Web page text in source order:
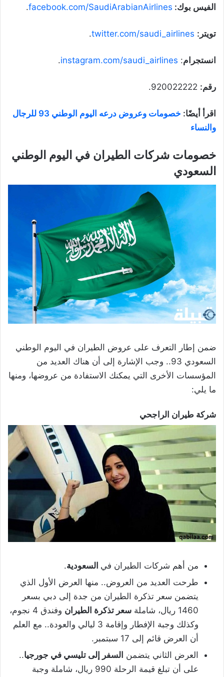
الفيس بوك: facebook.com/SaudiArabianAirlines
.
تويتر: twitter.com/saudi_airlines
.
انستجرام:
instagram.com/saudi_airlines
.
رقم:
اقرأ أيضًا:
خصومات وعروض درعه اليوم الوطني 93 للرجال
والنساء
خصومات شركات الطيران في اليوم الوطني
السعودي
ضمن إطار التعرف على عروض الطيران في اليوم الوطني
السعودي 93.. وجب الإشارة إلى أن هناك العديد من
المؤسسات الأخرى التي يمكنك الاستفادة من عروضها، ومنها
ما يلي:
شركة طيران الراجحي
من أهم شركات الطيران في السعودية.
طرحت العديد من العروض.. منها العرض الأول الذي
يتضمن سعر تذكرة الطيران من جدة إلى دبي بسعر
1460 ريال، شاملة
سعر تذكرة الطيران
وفندق 4 نجوم،
وكذلك وجبة الإفطار وإقامة 3 ليالي والعودة.. مع العلم
أن العرض قائم إلى 17 سبتمبر.
العرض الثاني يتضمن السفر إلى تليسي في جورجيا..
على أن تبلغ قيمة الرحلة 990 ريال، شاملة وجبة